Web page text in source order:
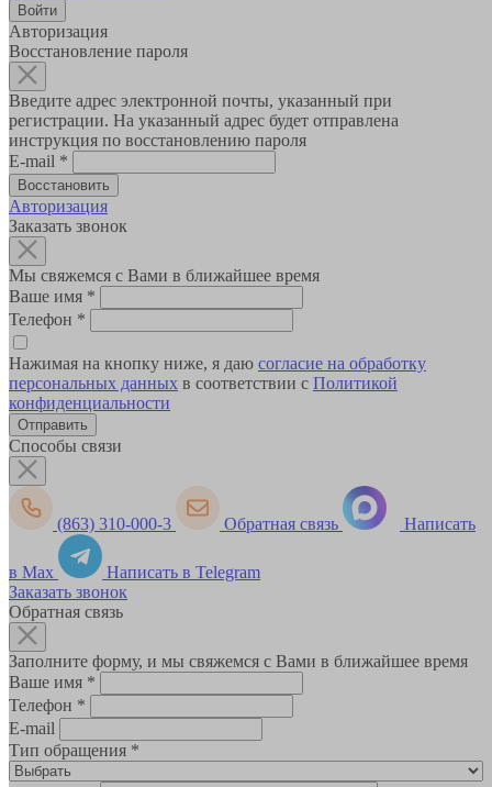
Авторизация
Восстановление пароля
Введите адрес электронной почты, указанный при
регистрации. На указанный адрес будет отправлена
инструкция по восстановлению пароля
E-mail *
Авторизация
Заказать звонок
Мы свяжемся с Вами в ближайшее время
Ваше имя *
Телефон *
Нажимая на кнопку ниже, я даю согласие на обработку
персональных данных в соответствии с Политикой
конфиденциальности
Способы связи
(863) 310-000-3 Обратная связь Написать
в Max
Написать в Telegram
Заказать звонок
Обратная связь
Заполните форму, и мы свяжемся с Вами в ближайшее время
Ваше имя *
Телефон *
E-mail
Тип обращения *